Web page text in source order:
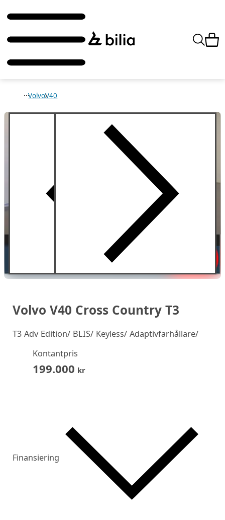
VolvoV40
Volvo V40 Cross Country T3
T3 Adv Edition/ BLIS/ Keyless/ Adaptivfarhållare/
Kontantpris
199.000 kr
Finansiering